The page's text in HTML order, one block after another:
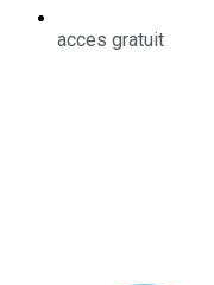
acces gratuit